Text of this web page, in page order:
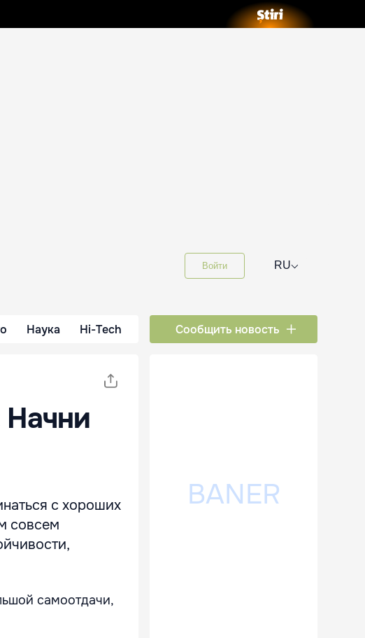
Войти RU⌵
Наука Hi-Tech Сообщить новость
Начни
с хороших
совсем
самоотдачи,